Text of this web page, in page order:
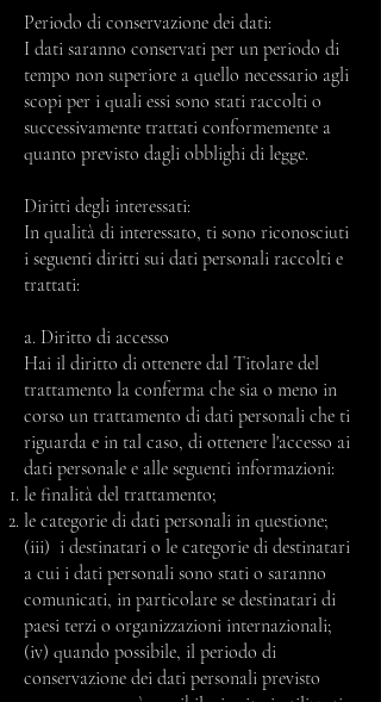
Periodo di conservazione dei dati:
I dati saranno conservati per un periodo di
tempo non superiore a quello necessario agli
scopi per i quali essi sono stati raccolti o
successivamente trattati conformemente a
quanto previsto dagli obblighi di legge.
Diritti degli interessati:
In qualità di interessato, ti sono riconosciuti
i seguenti diritti sui dati personali raccolti e
trattati:
a. Diritto di accesso
Hai il diritto di ottenere dal Titolare del
trattamento la conferma che sia o meno in
corso un trattamento di dati personali che ti
riguarda e in tal caso, di ottenere l'accesso ai
dati personale e alle seguenti informazioni:
le finalità del trattamento;
le categorie di dati personali in questione;
(iii) i destinatari o le categorie di destinatari
a cui i dati personali sono stati o saranno
comunicati, in particolare se destinatari di
paesi terzi o organizzazioni internazionali;
(iv) quando possibile, il periodo di
conservazione dei dati personali previsto